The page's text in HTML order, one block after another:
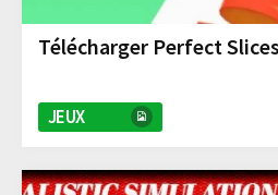
Télécharger Perfect
JEUX